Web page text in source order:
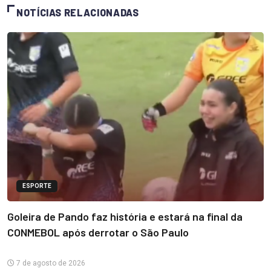
NOTÍCIAS RELACIONADAS
ESPORTE
Goleira de Pando faz história e estará na final da
CONMEBOL após derrotar o São Paulo
7 de agosto de 2026